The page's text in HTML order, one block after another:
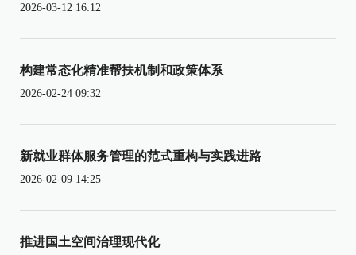
2026-03-12 16:12
构建常态化精准帮扶机制和政策体系
2026-02-24 09:32
新就业群体服务管理的范式重构与实践进路
2026-02-09 14:25
推进国土空间治理现代化